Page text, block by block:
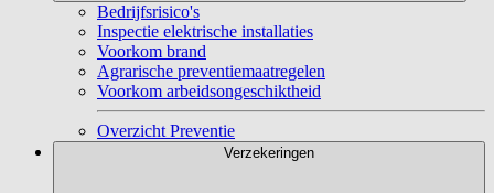
Bedrijfsrisico's
Inspectie elektrische installaties
Voorkom brand
Agrarische preventiemaatregelen
Voorkom arbeidsongeschiktheid
Overzicht Preventie
Verzekeringen